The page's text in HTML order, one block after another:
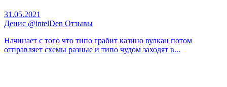
31.05.2021
Денис @intelDen Отзывы
Начинает с того что типо грабит казино вулкан потом
отправляет схемы разные и типо чудом заходят в...